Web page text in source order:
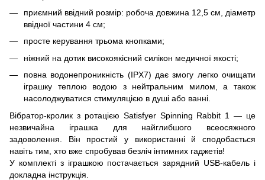
приємний ввідний розмір: робоча довжина 12,5 см, діаметр
ввідної частини 4 см;
просте керування трьома кнопками;
ніжний на дотик високоякісний силікон медичної якості;
повна водонепроникність (IPX7) дає змогу легко очищати
іграшку теплою водою з нейтральним милом, а також
насолоджуватися стимуляцією в душі або ванні.
Вібратор-кролик з ротацією Satisfyer Spinning Rabbit 1 — це
незвичайна іграшка для найглибшого всеосяжного
задоволення. Він простий у використанні й сподобається
навіть тим, хто вже спробував безліч інтимних гаджетів!
У комплекті з іграшкою постачається зарядний USB-кабель і
докладна інструкція.